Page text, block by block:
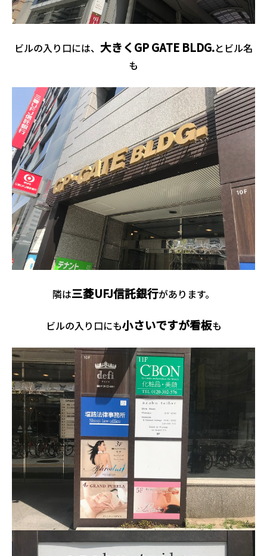
ビルの入り口には、 大きくGP GATE BLDG.とビル名
も
隣は三菱UFJ信託銀行があります。
ビルの入り口にも小さいですが看板も